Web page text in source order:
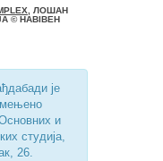
, ЛОШАН
© HABIBEH
је
и
студија,
26.